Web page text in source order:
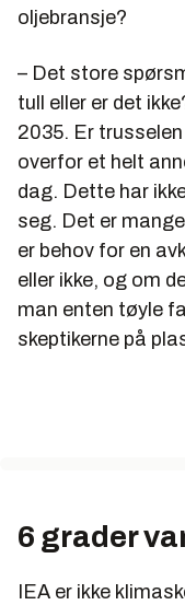
oljebransje?
– Det store
tull eller er det
2035. Er
overfor et helt
dag. Dette har
seg. Det er
er behov for en
eller ikke, og om
man enten tøyle
skeptikerne på
6 grader
IEA er ikke